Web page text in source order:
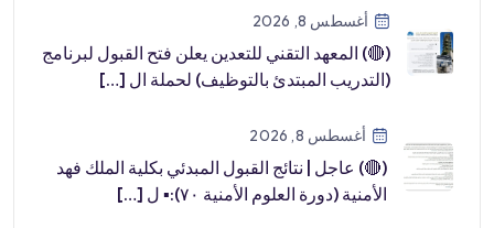
أغسطس 8, 2026
(🔴) المعهد التقني للتعدين يعلن فتح القبول لبرنامج
(التدريب المبتدئ بالتوظيف) لحملة ال […]
أغسطس 8, 2026
(🔴) عاجل | نتائج القبول المبدئي بكلية الملك فهد
الأمنية (دورة العلوم الأمنية ٧٠):▪️ ل […]